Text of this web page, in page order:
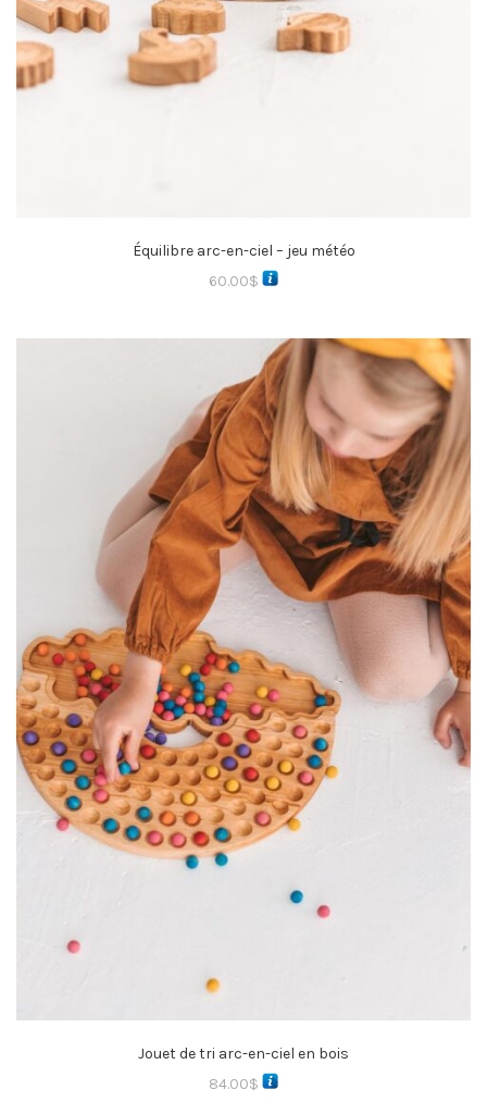
Équilibre arc-en-ciel – jeu météo
60.00$
Jouet de tri arc-en-ciel en bois
84.00$